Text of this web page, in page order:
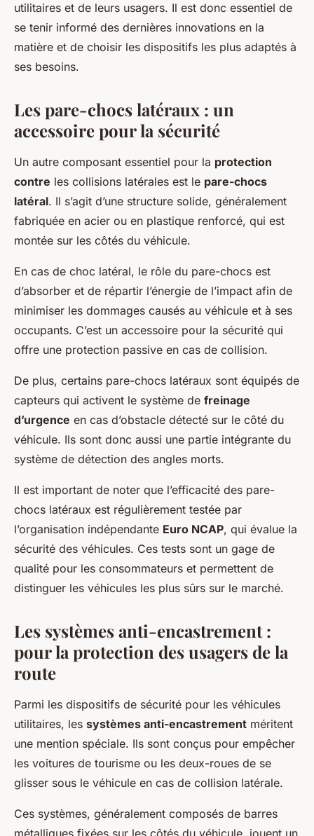
utilitaires et de leurs usagers. Il est donc essentiel de
se tenir informé des dernières innovations en la
matière et de choisir les dispositifs les plus adaptés à
ses besoins.
Les pare-chocs latéraux : un
accessoire pour la sécurité
Un autre composant essentiel pour la protection
contre les collisions latérales est le pare-chocs
latéral. Il s’agit d’une structure solide, généralement
fabriquée en acier ou en plastique renforcé, qui est
montée sur les côtés du véhicule.
En cas de choc latéral, le rôle du pare-chocs est
d’absorber et de répartir l’énergie de l’impact afin de
minimiser les dommages causés au véhicule et à ses
occupants. C’est un accessoire pour la sécurité qui
offre une protection passive en cas de collision.
De plus, certains pare-chocs latéraux sont équipés de
capteurs qui activent le système de freinage
d’urgence en cas d’obstacle détecté sur le côté du
véhicule. Ils sont donc aussi une partie intégrante du
système de détection des angles morts.
Il est important de noter que l’efficacité des pare-
chocs latéraux est régulièrement testée par
l’organisation indépendante Euro NCAP, qui évalue la
sécurité des véhicules. Ces tests sont un gage de
qualité pour les consommateurs et permettent de
distinguer les véhicules les plus sûrs sur le marché.
Les systèmes anti-encastrement :
pour la protection des usagers de la
route
Parmi les dispositifs de sécurité pour les véhicules
utilitaires, les systèmes anti-encastrement méritent
une mention spéciale. Ils sont conçus pour empêcher
les voitures de tourisme ou les deux-roues de se
glisser sous le véhicule en cas de collision latérale.
Ces systèmes, généralement composés de barres
métalliques fixées sur les côtés du véhicule, jouent un